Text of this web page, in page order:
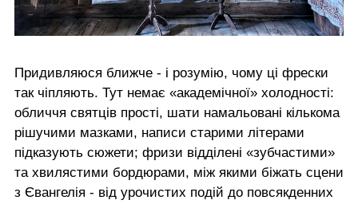
Придивляюся ближче - і розумію, чому ці фрески
так чіпляють. Тут немає «академічної» холодності:
обличчя святців прості, шати намальовані кількома
рішучими мазками, написи старими літерами
підказують сюжети; фризи відділені «зубчастими»
та хвилястими бордюрами, між якими біжать сцени
з Євангелія - від урочистих подій до повсякденних